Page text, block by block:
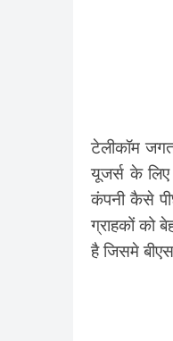
टेलीकॉम
यूजर्स के
कंपनी कैसे
ग्राहकों को
है जिसमे